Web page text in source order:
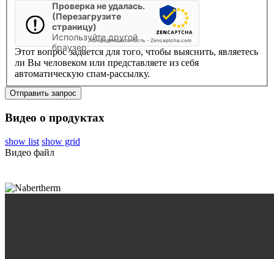
Проверка не удалась.
(Перезагрузите
страницу)
Используйте другой
браузер
Конфиденциальность - Zencaptcha.com
Этот вопрос задается для того, чтобы выяснить, являетесь
ли Вы человеком или представляете из себя
автоматическую спам-рассылку.
Видео о продуктах
show list show grid
Видео файл